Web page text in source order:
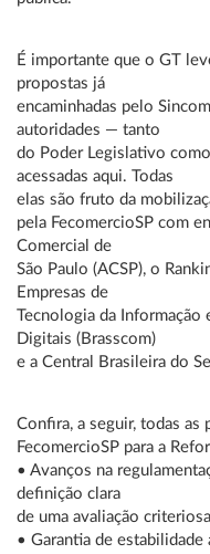
É importante que o GT
propostas já
encaminhadas pelo
autoridades — tanto
do Poder Legislativo
acessadas aqui. Todas
elas são fruto da
pela FecomercioSP com
Comercial de
São Paulo (ACSP), o
Empresas de
Tecnologia da Informação
Digitais (Brasscom)
e a Central Brasileira do
Confira, a seguir, todas
FecomercioSP para a
• Avanços na
definição clara
de uma avaliação
• Garantia de estabilidade